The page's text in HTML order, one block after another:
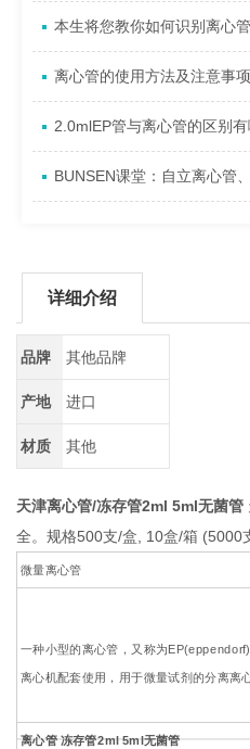
本生将您教你如何识别离心
离心管的使用方法及注意事
2.0mlEP管与离心管的区别
BUNSEN课堂：自立离心管
详细介绍
品牌 其他品牌
产地 进口
材质 其他
天津离心管/冻存管2ml 5ml无菌管
全。规格500支/盒, 10盒/箱 (5000
微量离心管
一种小型的离心管，又称为
离心机配套使用，用于微量试剂的分离离
离心管 冻存管2ml 5ml无菌管